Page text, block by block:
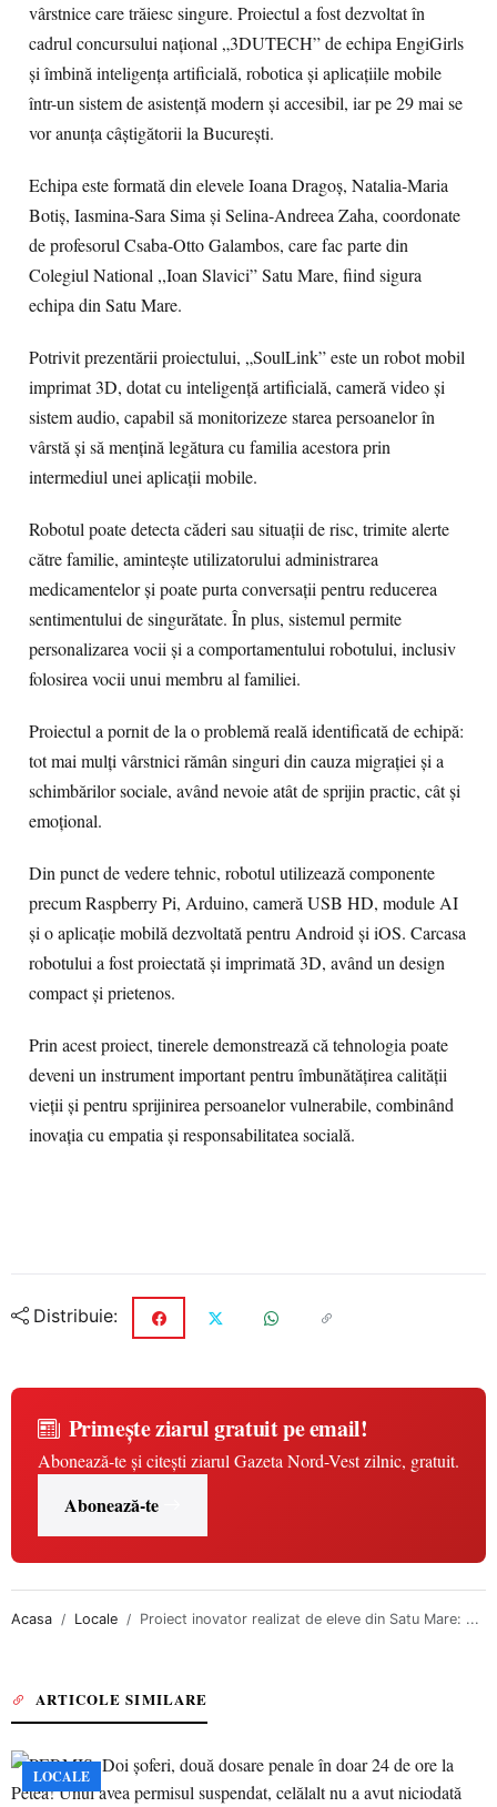
vârstnice care trăiesc singure. Proiectul a fost dezvoltat în
cadrul concursului național „3DUTECH” de echipa EngiGirls
și îmbină inteligența artificială, robotica și aplicațiile mobile
într-un sistem de asistență modern și accesibil, iar pe 29 mai se
vor anunța câștigătorii la București.
Echipa este formată din elevele Ioana Dragoș, Natalia-Maria
Botiș, Iasmina-Sara Sima și Selina-Andreea Zaha, coordonate
de profesorul Csaba-Otto Galambos, care fac parte din
Colegiul National ,,Ioan Slavici” Satu Mare, fiind sigura
echipa din Satu Mare.
Potrivit prezentării proiectului, „SoulLink” este un robot mobil
imprimat 3D, dotat cu inteligență artificială, cameră video și
sistem audio, capabil să monitorizeze starea persoanelor în
vârstă și să mențină legătura cu familia acestora prin
intermediul unei aplicații mobile.
Robotul poate detecta căderi sau situații de risc, trimite alerte
către familie, amintește utilizatorului administrarea
medicamentelor și poate purta conversații pentru reducerea
sentimentului de singurătate. În plus, sistemul permite
personalizarea vocii și a comportamentului robotului, inclusiv
folosirea vocii unui membru al familiei.
Proiectul a pornit de la o problemă reală identificată de echipă:
tot mai mulți vârstnici rămân singuri din cauza migrației și a
schimbărilor sociale, având nevoie atât de sprijin practic, cât și
emoțional.
Din punct de vedere tehnic, robotul utilizează componente
precum Raspberry Pi, Arduino, cameră USB HD, module AI
și o aplicație mobilă dezvoltată pentru Android și iOS. Carcasa
robotului a fost proiectată și imprimată 3D, având un design
compact și prietenos.
Prin acest proiect, tinerele demonstrează că tehnologia poate
deveni un instrument important pentru îmbunătățirea calității
vieții și pentru sprijinirea persoanelor vulnerabile, combinând
inovația cu empatia și responsabilitatea socială.
Distribuie:
Primește ziarul gratuit pe email!
Abonează-te și citești ziarul Gazeta Nord-Vest zilnic, gratuit.
Abonează-te
Acasa Locale Proiect inovator realizat de eleve din Satu Mare: ...
ARTICOLE SIMILARE
LOCALE